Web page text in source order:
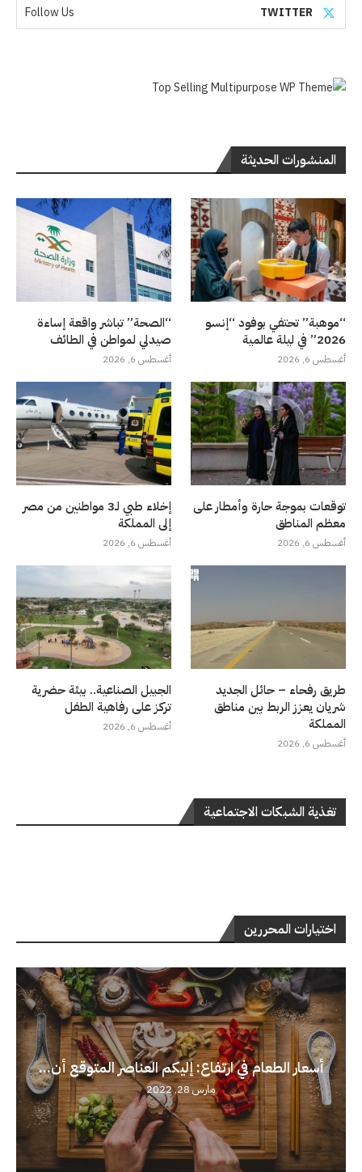
TWITTER
Follow Us
المنشورات الحديثة
“موهبة” تحتفي بوفود “إنسو
2026” في ليلة عالمية
أغسطس 6, 2026
“الصحة” تباشر واقعة إساءة
صيدلي لمواطن في الطائف
أغسطس 6, 2026
توقعات بموجة حارة وأمطار على
معظم المناطق
أغسطس 6, 2026
إخلاء طبي لـ3 مواطنين من مصر
إلى المملكة
أغسطس 6, 2026
طريق رفحاء – حائل الجديد
شريان يعزز الربط بين مناطق
المملكة
أغسطس 6, 2026
الجبيل الصناعية.. بيئة حضرية
تركز على رفاهية الطفل
أغسطس 6, 2026
تغذية الشبكات الاجتماعية
اختيارات المحررين
أسعار الطعام في ارتفاع: إليكم العناصر المتوقع أن...
مارس 28, 2022